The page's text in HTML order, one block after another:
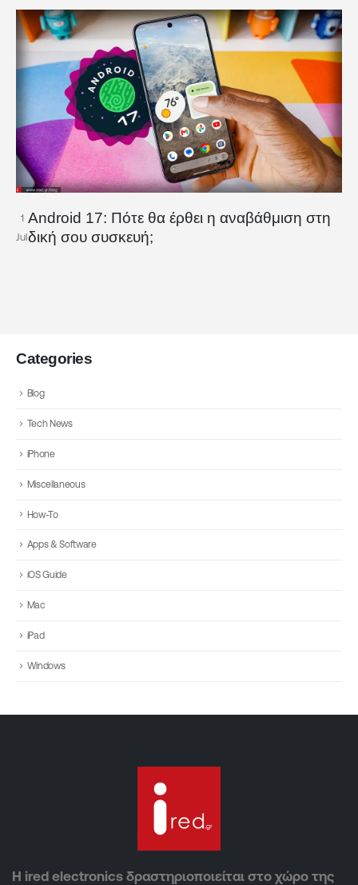
1
Jul
Android 17: Πότε θα έρθει η αναβάθμιση στη
δική σου συσκευή;
Categories
Blog
Tech News
iPhone
Miscellaneous
How-To
Apps & Software
iOS Guide
Mac
iPad
Windows
Η ired electronics δραστηριοποιείται στο χώρο της